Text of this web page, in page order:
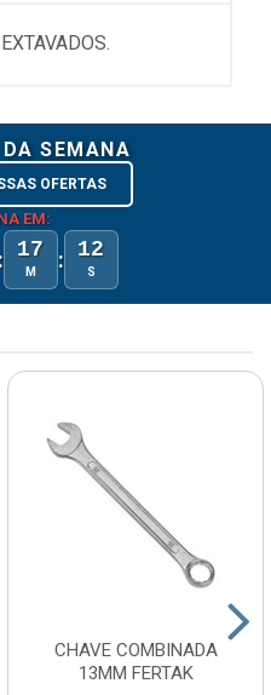
SEMANA
OFERTAS
EM:
: 17
M : 12
S
CHAVE COMBINADA
13MM FERTAK